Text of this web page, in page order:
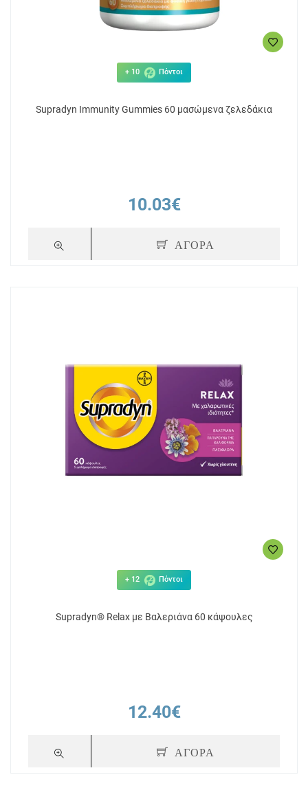
+ 10 Πόντοι
Supradyn Immunity Gummies 60 μασώμενα ζελεδάκια
10.03€
ΑΓΟΡΑ
+ 12 Πόντοι
Supradyn® Relax με Βαλεριάνα 60 κάψουλες
12.40€
ΑΓΟΡΑ